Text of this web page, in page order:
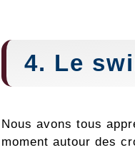
4. Le
Nous avons tous
moment autour des